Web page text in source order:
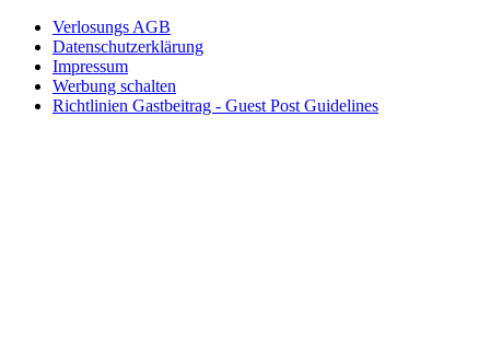
Verlosungs AGB
Datenschutzerklärung
Impressum
Werbung schalten
Richtlinien Gastbeitrag - Guest Post Guidelines